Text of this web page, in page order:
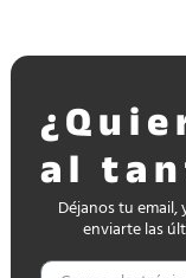
al
Déjanos tu
enviarte las